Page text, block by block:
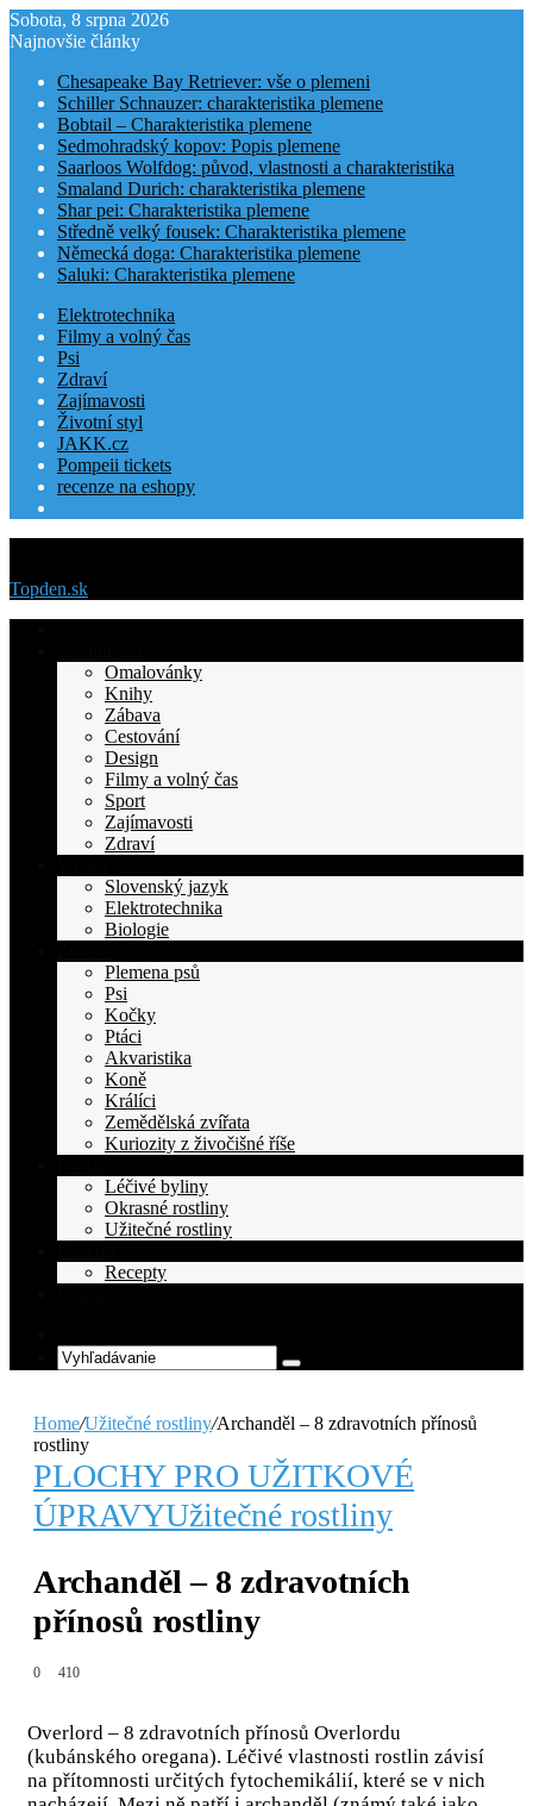
Sobota, 8 srpna 2026
Najnovšie články
Chesapeake Bay Retriever: vše o plemeni
Schiller Schnauzer: charakteristika plemene
Bobtail – Charakteristika plemene
Sedmohradský kopov: Popis plemene
Saarloos Wolfdog: původ, vlastnosti a charakteristika
Smaland Durich: charakteristika plemene
Shar pei: Charakteristika plemene
Středně velký fousek: Charakteristika plemene
Německá doga: Charakteristika plemene
Saluki: Charakteristika plemene
Elektrotechnika
Filmy a volný čas
Psi
Zdraví
Zajímavosti
Životní styl
JAKK.cz
Pompeii tickets
recenze na eshopy
Topden.sk
Omalovánky
Knihy
Zábava
Cestování
Design
Filmy a volný čas
Sport
Zajímavosti
Zdraví
Slovenský jazyk
Elektrotechnika
Biologie
Plemena psů
Psi
Kočky
Ptáci
Akvaristika
Koně
Králíci
Zemědělská zvířata
Kuriozity z živočišné říše
Léčivé byliny
Okrasné rostliny
Užitečné rostliny
Recepty
Article
Vyhľadávanie
Home/Užitečné rostliny/Archanděl – 8 zdravotních přínosů
rostliny
PLOCHY PRO UŽITKOVÉ
ÚPRAVYUžitečné rostliny
Archanděl – 8 zdravotních
přínosů rostliny
0 410
Overlord – 8 zdravotních přínosů Overlordu
(kubánského oregana). Léčivé vlastnosti rostlin závisí
na přítomnosti určitých fytochemikálií, které se v nich